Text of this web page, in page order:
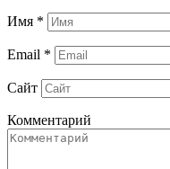
Имя *
Email *
Сайт
Комментарий